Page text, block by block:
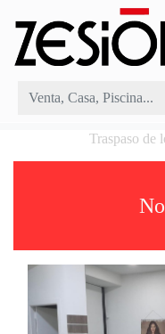
Traspaso de